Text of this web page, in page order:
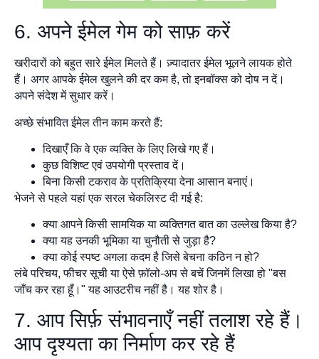
6. अपने ईमेल गेम को साफ़ करें
खरीदारों को बहुत सारे ईमेल मिलते हैं। ज़्यादातर ईमेल भूलने लायक होते
हैं। अगर आपके ईमेल खुलने की दर कम है, तो इनबॉक्स को दोष न दें।
अपने संदेश में सुधार करें।
अच्छे संभावित ईमेल तीन काम करते हैं:
दिखाएँ कि वे एक व्यक्ति के लिए लिखे गए हैं।
कुछ विशिष्ट एवं उपयोगी प्रस्ताव दें।
बिना किसी टकराव के प्रतिक्रिया देना आसान बनाएं।
भेजने से पहले यहां एक सरल चेकलिस्ट दी गई है:
क्या आपने किसी सामयिक या व्यक्तिगत बात का उल्लेख किया है?
क्या यह उनकी भूमिका या चुनौती से जुड़ा है?
क्या कोई स्पष्ट अगला कदम है जिसे बेचना कठिन न हो?
लंबे परिचय, फीचर सूची या ऐसे फ़ॉलो-अप से बचें जिनमें लिखा हो "बस
जाँच कर रहा हूँ।" यह आउटरीच नहीं है। यह शोर है।
7. आप सिर्फ़ संभावनाएँ नहीं तलाश रहे हैं।
आप दृश्यता का निर्माण कर रहे हैं